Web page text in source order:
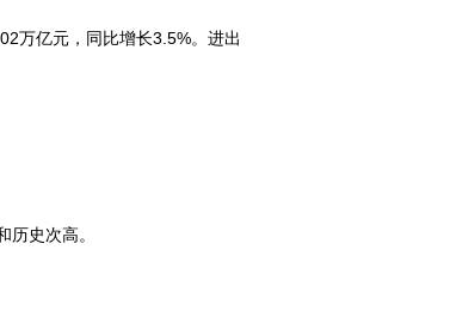
万亿元，同比增长3.5%。进出
史次高。